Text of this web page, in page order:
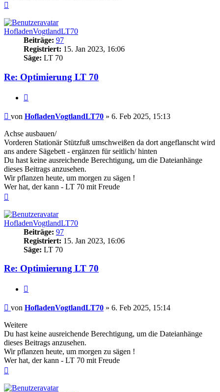
HofladenVogtlandLT70
Beiträge: 97
Registriert: 15. Jan 2023, 16:06
Säge: LT 70
Re: Optimierung LT 70
Beitrag
von HofladenVogtlandLT70 » 6. Feb 2025, 15:13
Achse ausbauen/
Vorderen Stationär Stützfuß umschweißen da dort angeflanscht wird
ans andere Sägebett - ergänzen für seitlich/ hinten
Du hast keine ausreichende Berechtigung, um die Dateianhänge
dieses Beitrags anzusehen.
Wir pflanzen heute, um morgen zu sägen !
Wer hat, der kann - LT 70 mit Freude
HofladenVogtlandLT70
Beiträge: 97
Registriert: 15. Jan 2023, 16:06
Säge: LT 70
Re: Optimierung LT 70
Beitrag
von HofladenVogtlandLT70 » 6. Feb 2025, 15:14
Weitere
Du hast keine ausreichende Berechtigung, um die Dateianhänge
dieses Beitrags anzusehen.
Wir pflanzen heute, um morgen zu sägen !
Wer hat, der kann - LT 70 mit Freude